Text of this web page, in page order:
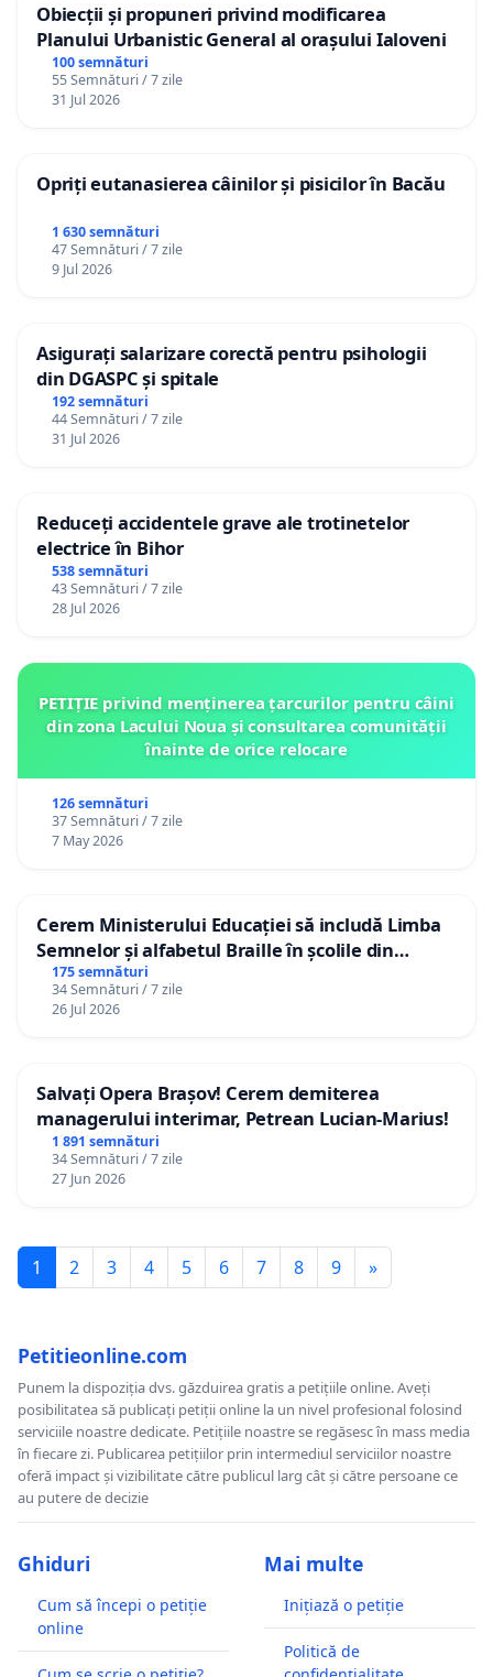
Obiecții și propuneri privind modificarea
Planului Urbanistic General al orașului Ialoveni
100 semnături
55 Semnături / 7 zile
31 Jul 2026
Opriți eutanasierea câinilor și pisicilor în Bacău
1 630 semnături
47 Semnături / 7 zile
9 Jul 2026
Asigurați salarizare corectă pentru psihologii
din DGASPC și spitale
192 semnături
44 Semnături / 7 zile
31 Jul 2026
Reduceți accidentele grave ale trotinetelor
electrice în Bihor
538 semnături
43 Semnături / 7 zile
28 Jul 2026
PETIȚIE privind menținerea țarcurilor pentru câini
din zona Lacului Noua și consultarea comunității
înainte de orice relocare
126 semnături
37 Semnături / 7 zile
7 May 2026
Cerem Ministerului Educației să includă Limba
Semnelor și alfabetul Braille în școlile din
Republica Moldova!
175 semnături
34 Semnături / 7 zile
26 Jul 2026
Salvați Opera Brașov! Cerem demiterea
managerului interimar, Petrean Lucian-Marius!
1 891 semnături
34 Semnături / 7 zile
27 Jun 2026
1 2 3 4 5 6 7 8 9 »
Petitieonline.com
Punem la dispoziția dvs. găzduirea gratis a petițiile online. Aveți
posibilitatea să publicați petiții online la un nivel profesional folosind
serviciile noastre dedicate. Petițiile noastre se regăsesc în mass media
în fiecare zi. Publicarea petițiilor prin intermediul serviciilor noastre
oferă impact și vizibilitate către publicul larg cât și către persoane ce
au putere de decizie
Ghiduri
Cum să începi o petiție
online
Mai multe
Inițiază o petiție
Politică de